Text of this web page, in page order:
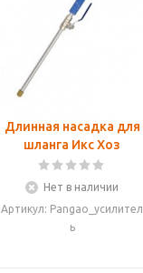
Длинная насадка для
шланга Икс Хоз
Нет в наличии
Артикул: Pangao_усилител
ь